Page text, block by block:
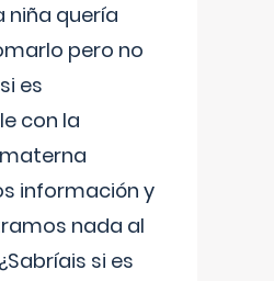
niña quería
pero no
es
con la
información y
nada al
si es